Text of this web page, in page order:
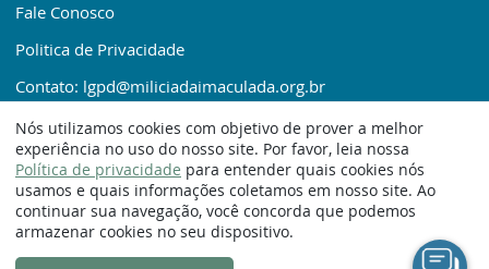
Fale Conosco
Politica de Privacidade
Contato: lgpd@miliciadaimaculada.org.br
© 1920 – 2025. Milícia da Imaculada
Nós utilizamos cookies com objetivo de prover a melhor
experiência no uso do nosso site. Por favor, leia nossa
Política de privacidade para entender quais cookies nós
usamos e quais informações coletamos em nosso site. Ao
continuar sua navegação, você concorda que podemos
armazenar cookies no seu dispositivo.